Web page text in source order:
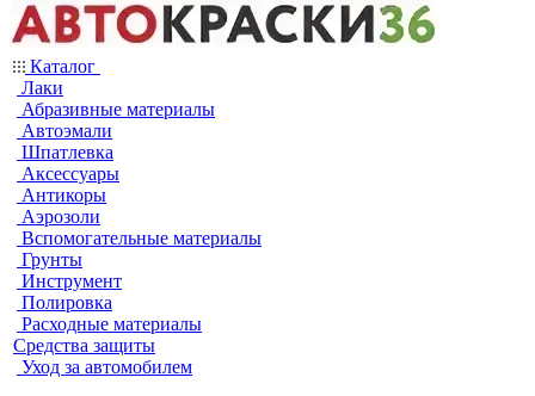
Каталог
Лаки
Абразивные материалы
Автоэмали
Шпатлевка
Аксессуары
Антикоры
Аэрозоли
Вспомогательные материалы
Грунты
Инструмент
Полировка
Расходные материалы
Средства защиты
Уход за автомобилем